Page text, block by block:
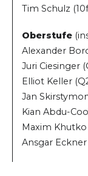
Tim Schulz
Oberstufe
Alexander
Juri Ciesinger
Elliot Keller
Jan
Kian Abdu-
Maxim Khutko
Ansgar Eckner